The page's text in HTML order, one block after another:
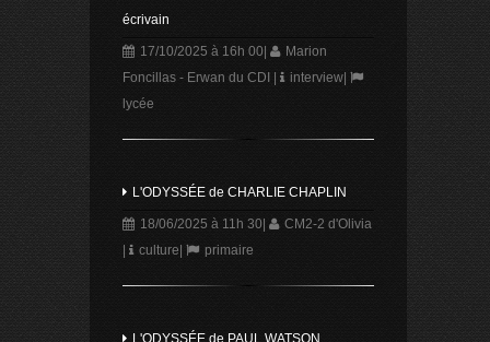
écrivain
17/10/2025 à 16h 00|
Marion
Foncillas - Erwan du CDI
interview|
lycée
L'ODYSSÉE de CHARLIE CHAPLIN
18/06/2025 à 11h 30|
CM2-2 d'Olivia
culture primaire
L'ODYSSÉE de PAUL WATSON